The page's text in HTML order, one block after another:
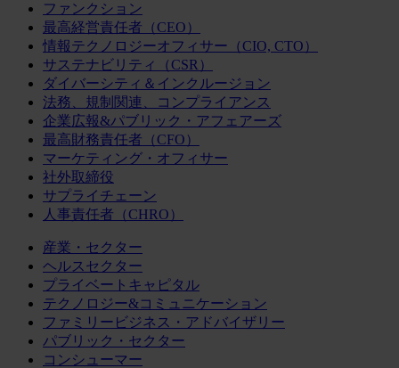
ファンクション
最高経営責任者（CEO）
情報テクノロジーオフィサー（CIO, CTO）
サステナビリティ（CSR）
ダイバーシティ＆インクルージョン
法務、規制関連、コンプライアンス
企業広報&パブリック・アフェアーズ
最高財務責任者（CFO）
マーケティング・オフィサー
社外取締役
サプライチェーン
人事責任者（CHRO）
産業・セクター
ヘルスセクター
プライベートキャピタル
テクノロジー&コミュニケーション
ファミリービジネス・アドバイザリー
パブリック・セクター
コンシューマー